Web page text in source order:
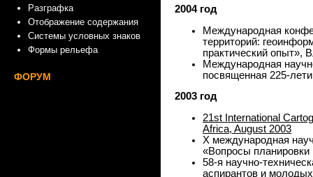
2004 год
Международная
территорий:
практический опыт»,
Международная
посвященная 225-
2003 год
21st International
Africa, August 2003
Х международная
«Вопросы планировки
58-я научно-
аспирантов и
Разграфка
Отображение содержания
Системы условных знаков
Формы рельефа
ФОРУМ